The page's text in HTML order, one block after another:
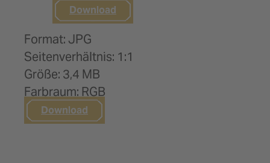
Download
Format: JPG
Seitenverhältnis: 1:1
Größe: 3,4 MB
Farbraum: RGB
Download